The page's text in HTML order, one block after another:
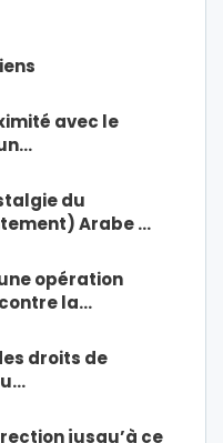
avec le
du
Arabe …
opération
la…
droits de
jusqu’à ce